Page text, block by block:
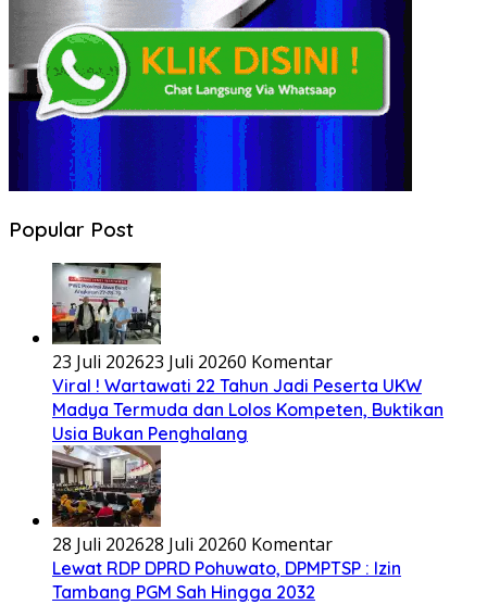
Popular Post
23 Juli 202623 Juli 20260 Komentar
Viral ! Wartawati 22 Tahun Jadi Peserta UKW
Madya Termuda dan Lolos Kompeten, Buktikan
Usia Bukan Penghalang
28 Juli 202628 Juli 20260 Komentar
Lewat RDP DPRD Pohuwato, DPMPTSP : Izin
Tambang PGM Sah Hingga 2032